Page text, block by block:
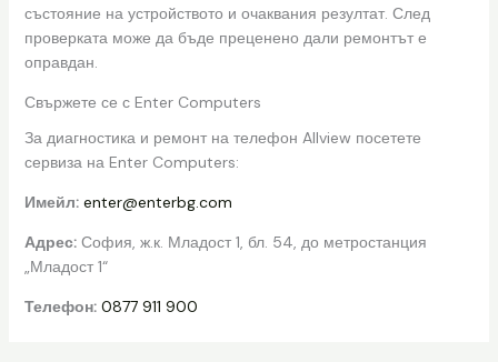
състояние на устройството и очаквания резултат. След
проверката може да бъде преценено дали ремонтът е
оправдан.
Свържете се с Enter Computers
За диагностика и ремонт на телефон Allview посетете
сервиза на Enter Computers:
Имейл: enter@enterbg.com
Адрес:София, ж.к. Младост 1, бл. 54, до метростанция
„Младост 1“
Телефон: 0877 911 900